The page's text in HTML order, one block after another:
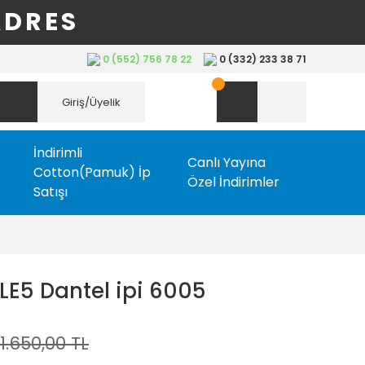
0 (552) 756 78 22 0 (332) 233 38 71
Giriş/Üyelik
İndirimli
Cotton(Pamuk) İp
Satışı
Canlı Yayına
Özel İndirimler
Dantel ipi 6005
1.650,00 TL